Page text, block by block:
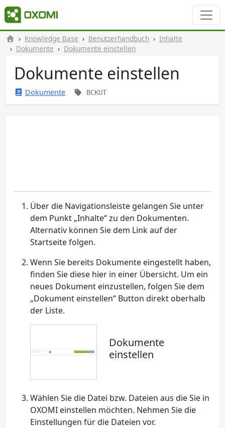
Knowledge Base Benutzerhandbuch
Inhalte
Dokumente
Dokumente einstellen
Dokumente einstellen
Dokumente BCKUT
Über die Navigationsleiste gelangen Sie unter
dem Punkt „Inhalte“ zu den Dokumenten.
Alternativ können Sie dem Link auf der
Startseite folgen.
Wenn Sie bereits Dokumente eingestellt haben,
finden Sie diese hier in einer Übersicht. Um ein
neues Dokument einzustellen, folgen Sie dem
„Dokument einstellen“ Button direkt oberhalb
der Liste.
Dokumente
einstellen
Wählen Sie die Datei bzw. Dateien aus die Sie in
OXOMI einstellen möchten. Nehmen Sie die
Einstellungen für die Dateien vor.